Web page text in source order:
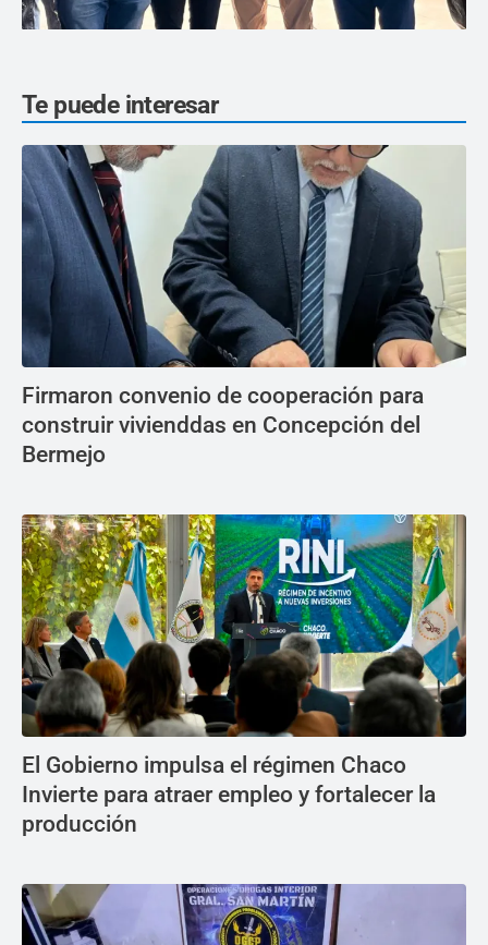
Te puede interesar
Firmaron convenio de cooperación para
construir vivienddas en Concepción del
Bermejo
El Gobierno impulsa el régimen Chaco
Invierte para atraer empleo y fortalecer la
producción